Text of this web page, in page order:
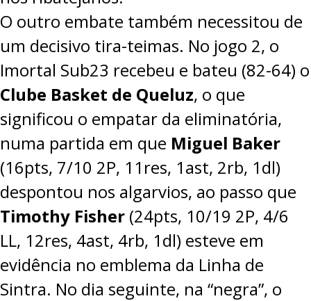
O outro embate também necessitou de
um decisivo tira-teimas. No jogo 2, o
Imortal Sub23 recebeu e bateu (82-64) o
Clube Basket de Queluz, o que
significou o empatar da eliminatória,
numa partida em que Miguel Baker
(16pts, 7/10 2P, 11res, 1ast, 2rb, 1dl)
despontou nos algarvios, ao passo que
Timothy Fisher (24pts, 10/19 2P, 4/6
LL, 12res, 4ast, 4rb, 1dl) esteve em
evidência no emblema da Linha de
Sintra. No dia seguinte, na “negra”, o